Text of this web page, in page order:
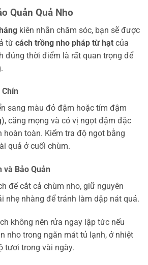
Quản Quả Nho
kiên nhẫn chăm sóc, bạn sẽ được
từ cách trồng nho pháp từ hạt của
đúng thời điểm là rất quan trọng để
sang màu đỏ đậm hoặc tím đậm
căng mọng và có vị ngọt đậm đặc
hoàn toàn. Kiểm tra độ ngọt bằng
quả ở cuối chùm.
và Bảo Quản
để cắt cả chùm nho, giữ nguyên
nhẹ nhàng để tránh làm dập nát quả.
không nên rửa ngay lập tức nếu
nho trong ngăn mát tủ lạnh, ở nhiệt
tươi trong vài ngày.